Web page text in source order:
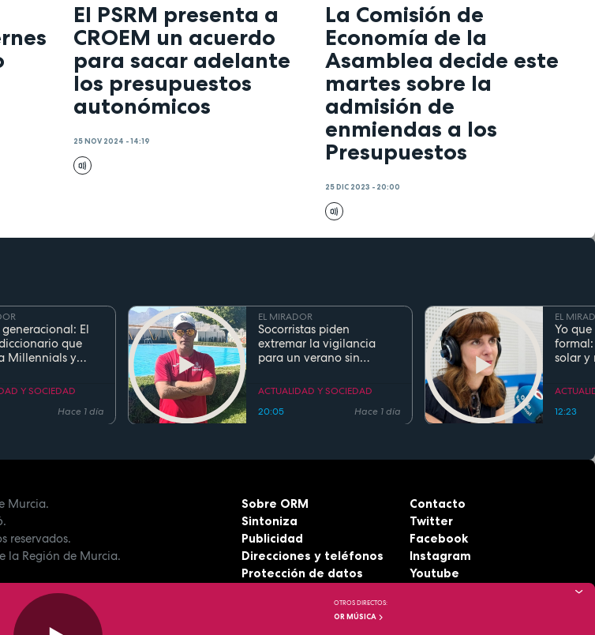
El PSRM presenta a
CROEM un acuerdo
para sacar adelante
los presupuestos
autonómicos
25 NOV 2024 - 14:19
La Comisión de
Economía de la
Asamblea decide este
martes sobre la
admisión de
enmiendas a los
Presupuestos
25 DIC 2023 - 20:00
El
que
Millennials y
Y SOCIEDAD
Hace 1 día
EL MIRADOR
Socorristas piden
extremar la vigilancia
para un verano sin
regla de los 5 segundos
ACTUALIDAD Y SOCIEDAD
20:05
Hace 1 día
EL
Yo
solar y
12:23
Murcia.
reservados.
la Región de Murcia.
Sobre ORM
Sintoniza
Publicidad
Direcciones y teléfonos
Protección de datos
Contacto
Twitter
Facebook
Instagram
Youtube
OTROS DIRECTOS:
OR MÚSICA